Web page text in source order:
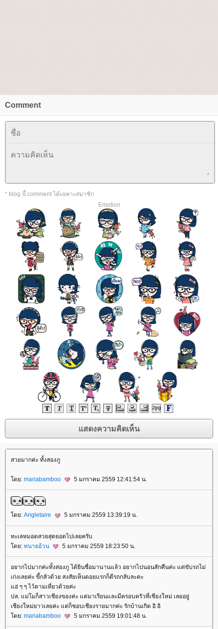
Comment
* blog นี้ comment ได้เฉพาะสมาชิก
Emotion
สวยมากค่ะ ทั้งสองภู
ดย: mariabamboo 5 มกราคม 2559 12:41:54 น.
ดย: Angletaire 5 มกราคม 2559 13:39:19 น.
ทะเลหมอดสวยสุดยอดไปเลยครับ
ดย: ทนายอ้วน 5 มกราคม 2559 18:23:50 น.
อยากไปมากค่ะทั้งสองภู ได้ยินชื่อมานานแล้ว อยากไปนอนสักคืนค่ะ แต่ขับรถไม่
เก่งเลยค่ะ ขี้กลัวด้วย สงสัยเห็นดอยแรกก็ตีรถกลับละคะ
ฮ่ ๆ ๆ ไว้ตามเที่ยวด้วยค่ะ
ปล. แม่โมก็สาวเชียงของค่ะ แต่มาเรียนและมีครอบครัวที่เชียงใหม่ เลยอยู่
เชียงใหม่ยาวเลยค่ะ แต่ก็ชอบเชียงรายมากค่ะ รักบ้านเกิด อิ อิ
ดย: mariabamboo 5 มกราคม 2559 19:01:48 น.